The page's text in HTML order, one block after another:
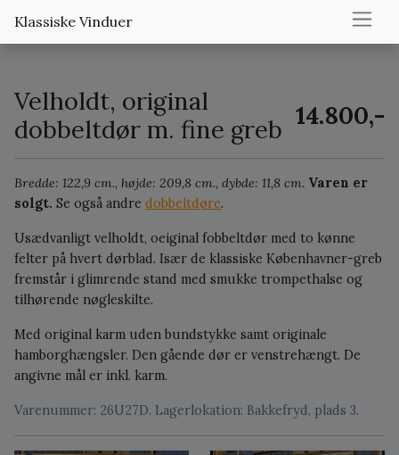
Klassiske Vinduer
Velholdt, original
dobbeltdør m. fine greb 14.800,-
Bredde: 122,9 cm., højde: 209,8 cm., dybde: 11,8 cm. Varen er
solgt. Se også andre dobbeltdøre.
Usædvanligt velholdt, oeiginal fobbeltdør med to kønne
felter på hvert dørblad. Især de klassiske Københavner-greb
fremstår i glimrende stand med smukke trompethalse og
tilhørende nøgleskilte.
Med original karm uden bundstykke samt originale
hamborghængsler. Den gående dør er venstrehængt. De
angivne mål er inkl. karm.
Varenummer: 26U27D. Lagerlokation: Bakkefryd, plads 3.